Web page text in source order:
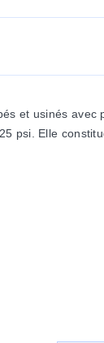
et usinés
psi. Elle